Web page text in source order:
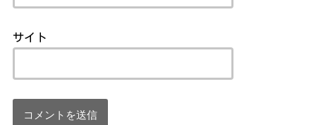
サイト